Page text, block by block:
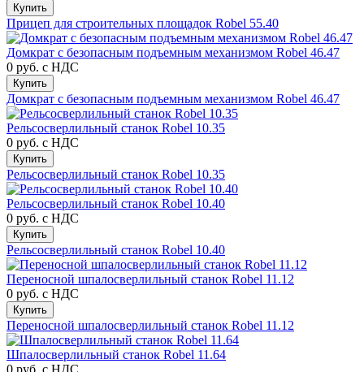
Купить
Прицеп для строительных площадок Robel 55.40
Домкрат с безопасным подъемным механизмом Robel 46.47
0 руб. с НДС
Купить
Домкрат с безопасным подъемным механизмом Robel 46.47
Рельсосверлильный станок Robel 10.35
0 руб. с НДС
Купить
Рельсосверлильный станок Robel 10.35
Рельсосверлильный станок Robel 10.40
0 руб. с НДС
Купить
Рельсосверлильный станок Robel 10.40
Переносной шпалосверлильный станок Robel 11.12
0 руб. с НДС
Купить
Переносной шпалосверлильный станок Robel 11.12
Шпалосверлильный станок Robel 11.64
0 руб. с НДС